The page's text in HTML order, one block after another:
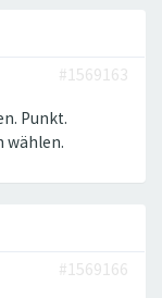
#1569163
Punkt.
wählen.
#1569166